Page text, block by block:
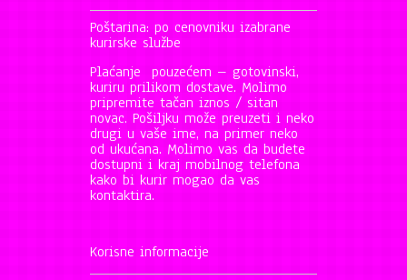
Poštarina: po cenovniku izabrane
kurirske službe
Plaćanje pouzećem – gotovinski,
kuriru prilikom dostave. Molimo
pripremite tačan iznos / sitan
novac. Pošiljku može preuzeti i neko
drugi u vaše ime, na primer neko
od ukućana. Molimo vas da budete
dostupni i kraj mobilnog telefona
kako bi kurir mogao da vas
kontaktira.
Korisne informacije